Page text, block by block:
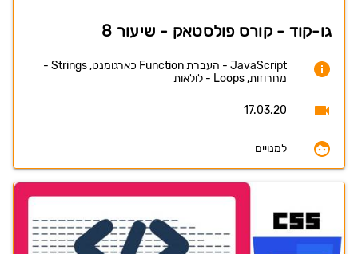
גו-קוד - קורס פולסטאק - שיעור 8
JavaScript - העברת Function כארגומנט, Strings -
מחרוזות, Loops - לולאות
17.03.20
למנויים